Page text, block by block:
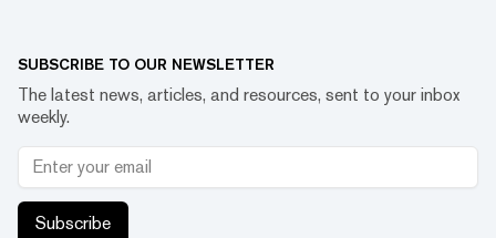
SUBSCRIBE TO OUR NEWSLETTER
The latest news, articles, and resources, sent to your inbox
weekly.
Subscribe